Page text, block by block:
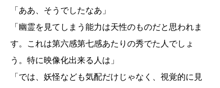
「ああ、そうでしたなあ」
「幽霊を見てしまう能力は天性のものだと思われま
す。これは第六感第七感あたりの秀でた人でしょ
う。特に映像化出来る人は」
「では、妖怪なども気配だけじゃなく、視覚的に見